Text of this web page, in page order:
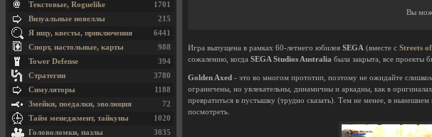
Вы
Игра выпущена в рамках 60-летнего юбилея SEGA (вместе с Streets
сожалению, когда SEGA Studios Australia была закрыта, все проекты
Golden Axed - это во многом прототип, поэтому не ожидайте
ограничены, но увлекательны, динамичны и аркадны, как в
превратиться в пустышку (трудно сказать). Тем не менее, в нынешнем
посмотреть.
1701
Текстовые, Roguelike
215
Визуальные новеллы
6441
Я ищу, квесты, приключения
988
Спорт, настольные, карты
394
Tower Defense
3780
Стратегии
1188
Симуляторы
72
Змейки, поедалки, эволюция
1020
Тайм менеджмент, тайкуны
3035
Головоломки, пазлы